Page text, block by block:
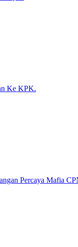
Ke KPK.
Percaya Mafia